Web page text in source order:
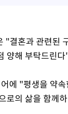
"결혼과 관련된
양해 부탁드린
에 "평생을 약
로의 삶을 함께